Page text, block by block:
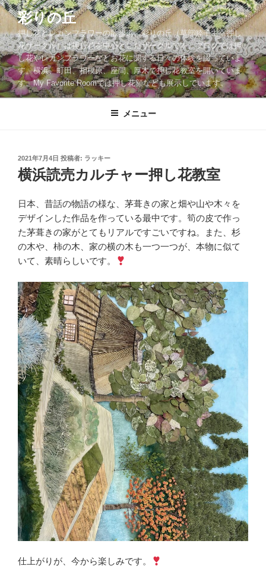
コ
ン
テ
ン
ツ
へ
ス
彩りの丘
押し花とレカンフラワーの散歩道。彩りの丘（草部睦子主宰押し
花サークル）は押し花を中心としたサークルです。ブログでは押
し花やレカンフラワーなどお花に関する日々の体験を綴っていま
す。横浜、町田、相模原、座間、厚木で押し花教室を開いていま
す。My Favorite Roomでは押し花額なども展示しています。
メニュー
投
稿
日:
2021年7月4日 投稿者: ラッキー
横浜読売カルチャー押し花教室
日本、昔話の物語の様な、茅葺きの家と畑や山や木々を
デザインした作品を作っている最中です。筍の皮で作っ
た茅葺きの家がとてもリアルですごいですね。また、杉
の木や、柿の木、家の横の木も一つ一つが、本物に似て
いて、素晴らしいです。
仕上がりが、今から楽しみです。